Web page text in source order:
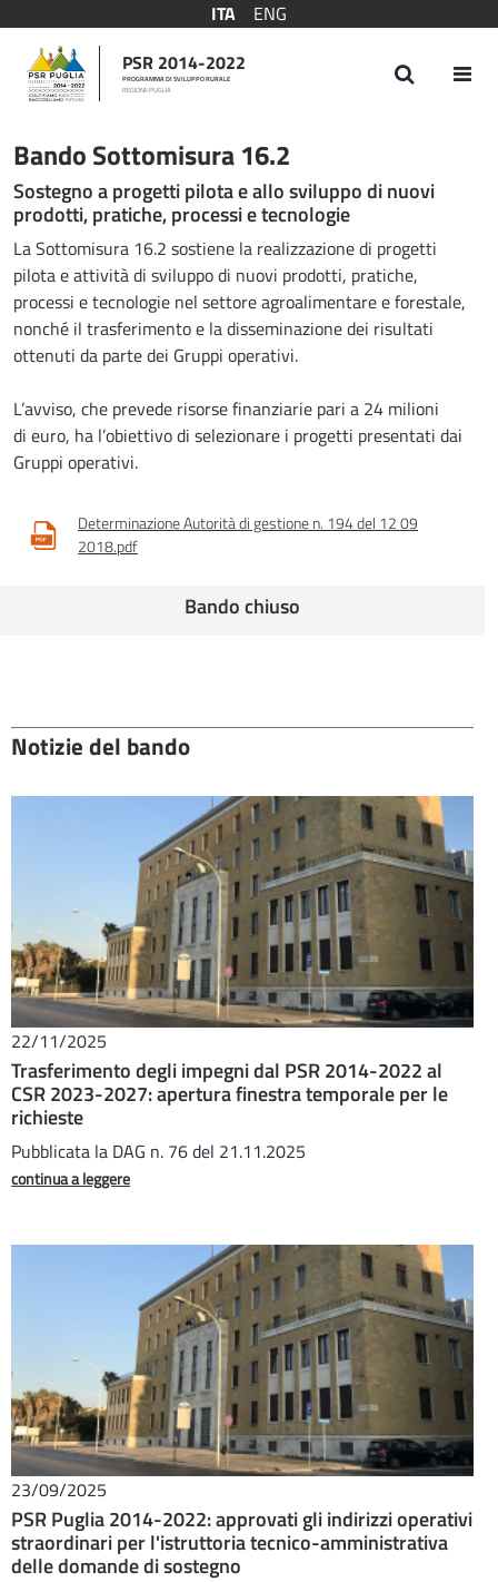
ITA
ENG
PSR 2014-2022
PROGRAMMA DI SVILUPPO RURALE
REGIONE PUGLIA
Bando Sottomisura 16.2
Bando Sottomisura 16.2
Sostegno a progetti pilota e allo sviluppo di nuovi
prodotti, pratiche, processi e tecnologie
La Sottomisura 16.2 sostiene la realizzazione di progetti
pilota e attività di sviluppo di nuovi prodotti, pratiche,
processi e tecnologie nel settore agroalimentare e forestale,
nonché il trasferimento e la disseminazione dei risultati
ottenuti da parte dei Gruppi operativi.
L’avviso, che prevede risorse finanziarie pari a 24 milioni
di euro, ha l’obiettivo di selezionare i progetti presentati dai
Gruppi operativi.
Determinazione Autorità di gestione n. 194 del 12 09
2018.pdf
Bando chiuso
Notizie del bando
22/11/2025
Trasferimento degli impegni dal PSR 2014-2022 al
CSR 2023-2027: apertura finestra temporale per le
richieste
Pubblicata la DAG n. 76 del 21.11.2025
continua a leggere
23/09/2025
PSR Puglia 2014-2022: approvati gli indirizzi operativi
straordinari per l'istruttoria tecnico-amministrativa
delle domande di sostegno